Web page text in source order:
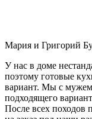
Мария и Григорий
У нас в доме
поэтому готовые
вариант. Мы с
подходящего
После всех походов